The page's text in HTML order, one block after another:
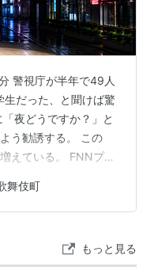
警視庁が半年で49人
生だった、と聞けば驚
夜どうですか？」と
う勧誘する。 この
えている。 FNNプラ
性に声をかけ、違法
代の男 49 人が逮捕さ
。 朝日新聞 によれ
惑防止条例 違反（勧
舞伎町
もっと見る